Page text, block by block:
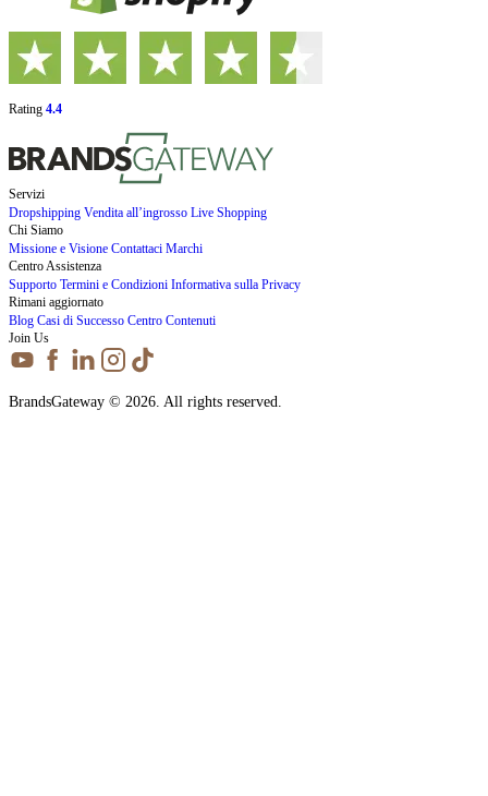
Rating 4.4
Servizi
Dropshipping Vendita all’ingrosso Live Shopping
Chi Siamo
Missione e Visione Contattaci Marchi
Centro Assistenza
Supporto Termini e Condizioni Informativa sulla Privacy
Rimani aggiornato
Blog Casi di Successo Centro Contenuti
Join Us
BrandsGateway © 2026. All rights reserved.